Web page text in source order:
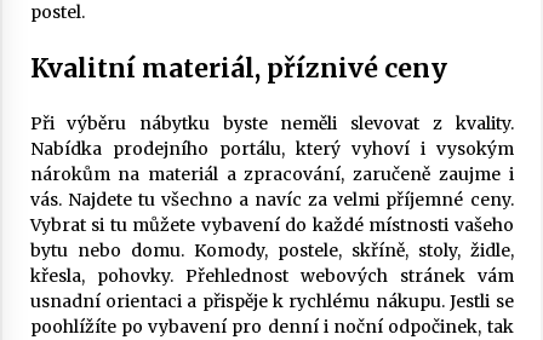
postel.
Kvalitní materiál, příznivé ceny
Při výběru nábytku byste neměli slevovat z kvality.
Nabídka prodejního portálu, který vyhoví i vysokým
nárokům na materiál a zpracování, zaručeně zaujme i
vás. Najdete tu všechno a navíc za velmi příjemné ceny.
Vybrat si tu můžete vybavení do každé místnosti vašeho
bytu nebo domu. Komody, postele, skříně, stoly, židle,
křesla, pohovky. Přehlednost webových stránek vám
usnadní orientaci a přispěje k rychlému nákupu. Jestli se
poohlížíte po vybavení pro denní i noční odpočinek, tak